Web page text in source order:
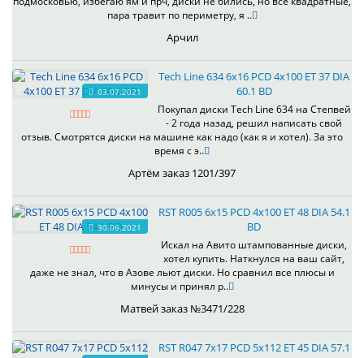
пара травит по периметру, я ..
Арчил
03.07.2021
Tech Line 634 6x16 PCD 4x100 ET 37 DIA
60.1 BD
Покупал диски Tech Line 634 на Степвей
- 2 года назад, решил написать свой
отзыв. Смотрятся диски на машине как надо (как я и хотел). За это
время с э..
Артём заказ 1201/397
30.06.2021
RST R005 6x15 PCD 4x100 ET 48 DIA 54.1
BD
Искал на Авито штампованные диски,
хотел купить. Наткнулся на ваш сайт,
даже не знал, что в Азове льют диски. Но сравнил все плюсы и
минусы и принял р..
Матвей заказ №3471/228
RST R047 7x17 PCD 5x112 ET 45 DIA 57.1